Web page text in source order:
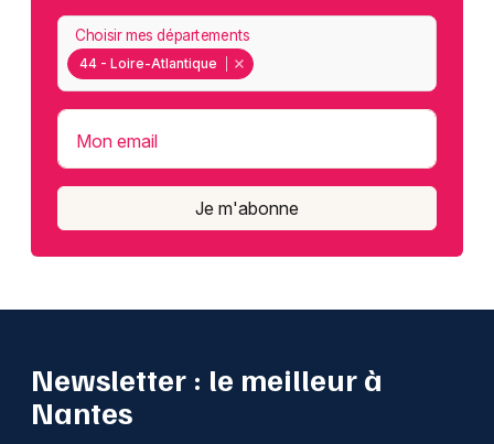
44 - Loire-Atlantique
Choisir mes départements
Mon email
Je m'abonne
Newsletter : le meilleur à
Nantes